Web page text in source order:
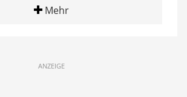
Mehr
ANZEIGE